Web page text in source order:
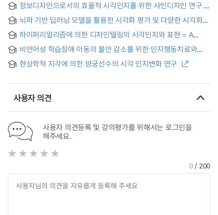
정보디자인으로서의 효율적 시각인지를 위한 사인디자인 연구 :
복합 건축물의 안내․유도 사인시스템을 중심으로 = A Study on
Sign Design as Information Design to Promote Effective
Visual Perception: A Concentration on Multiplex
Architectural Signs, and Guidance Sign System
뇌파 기반 딥러닝 모델을 활용한 시각화 평가 및 다양한 시각화
디자인의 인지 부하 분석 = Visualization Evaluation Using
EEG-Based Deep Learning Model and Mental Workload
Analysis of Various Visualization Designs
하이퍼리얼리즘에 의한 디자인텔링의 시각인지와 표현 = A
Study on Visual Cognition and Expression of Design-
Telling by Hyperrealism
비언어성 학습장애 아동의 불안 감소를 위한 인지행동치료와
인지행동치료ㆍ시각주의훈련의 효과 비교
현상학적 지각에 의한 양궁선수의 시각 인지변화 연구
사용자 의견
사용자 의견등록 및 강의평가를 위해서는 로그인을
해주세요.
0/ 200